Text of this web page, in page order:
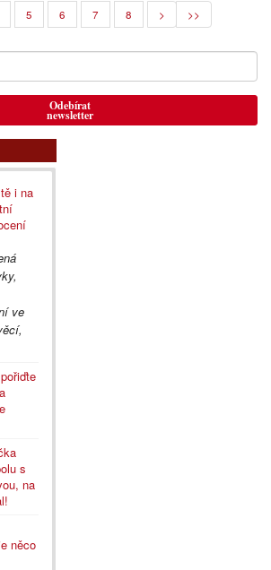
5 6 7 8 > >>
Odebírat
newsletter
i na
ve
s
na
něco